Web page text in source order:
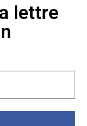
lettre